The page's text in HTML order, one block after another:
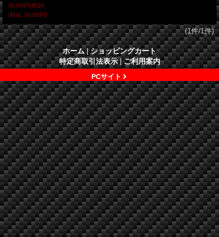
30,000円(税別)
(税込: 33,000円)
(1件/1件)
ホーム | ショッピングカート
特定商取引法表示 | ご利用案内
PCサイト